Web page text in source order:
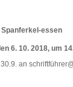
Spanferkel-essen
6. 10. 2018, um
an